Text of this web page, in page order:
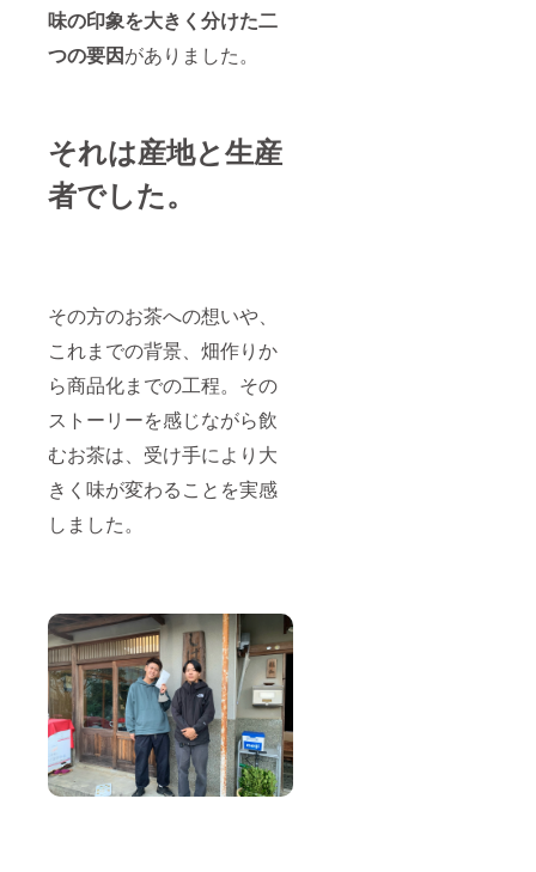
味の印象を大きく分けた二
つの要因がありました。
それは産地と生産
者でした。
その方のお茶への想いや、
これまでの背景、畑作りか
ら商品化までの工程。その
ストーリーを感じながら飲
むお茶は、受け手により大
きく味が変わることを実感
しました。